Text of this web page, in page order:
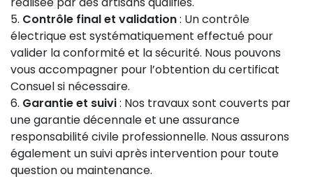
Contrôle final et validation: Un contrôle
électrique est systématiquement effectué pour
valider la conformité et la sécurité. Nous pouvons
vous accompagner pour l’obtention du certificat
Consuel si nécessaire.
Garantie et suivi: Nos travaux sont couverts par
une garantie décennale et une assurance
responsabilité civile professionnelle. Nous assurons
également un suivi après intervention pour toute
question ou maintenance.